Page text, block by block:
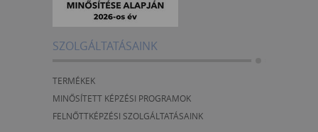
SZOLGÁLTATÁSAINK
TERMÉKEK
MINŐSÍTETT KÉPZÉSI PROGRAMOK
FELNŐTTKÉPZÉSI SZOLGÁLTATÁSAINK